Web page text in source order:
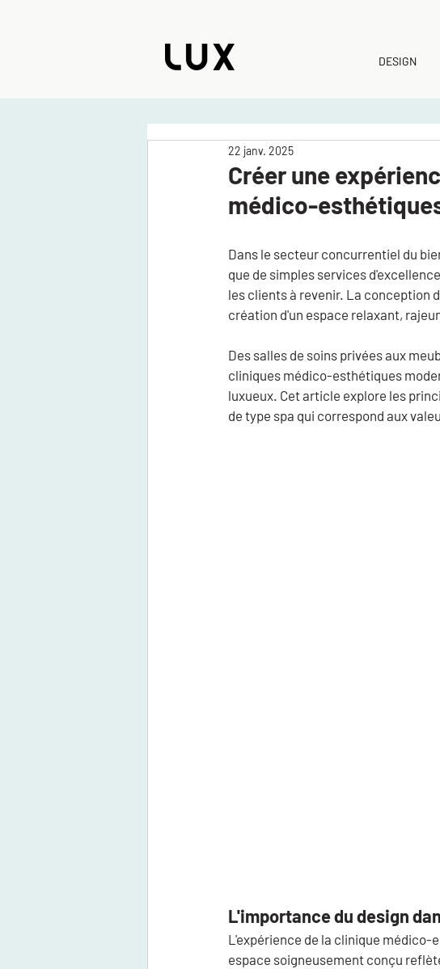
DESIGN
Créer une
médico-
22 janv. 2025
Dans le secteur concurrentiel du
que de simples services
les clients à revenir. La conception
création d'un espace relaxant,
Des salles de soins privées aux
cliniques médico-esthétiques
luxueux. Cet article explore les
de type spa qui correspond aux
L'importance du design
L'expérience de la clinique
espace soigneusement conçu